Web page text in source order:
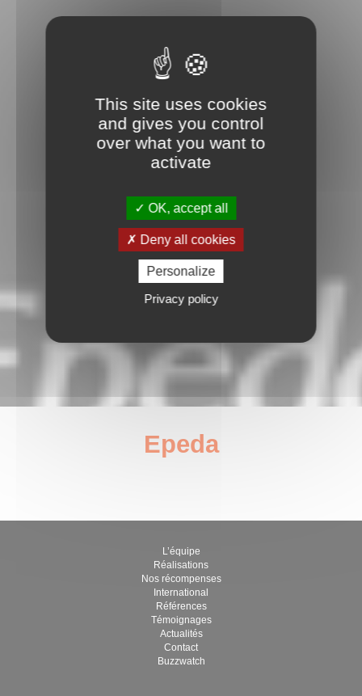
Epeda
L’équipe
Réalisations
Nos récompenses
International
Références
Témoignages
Actualités
Contact
Buzzwatch
This site uses cookies
and gives you control
over what you want to
activate
OK, accept all
Deny all cookies
Personalize
Privacy policy